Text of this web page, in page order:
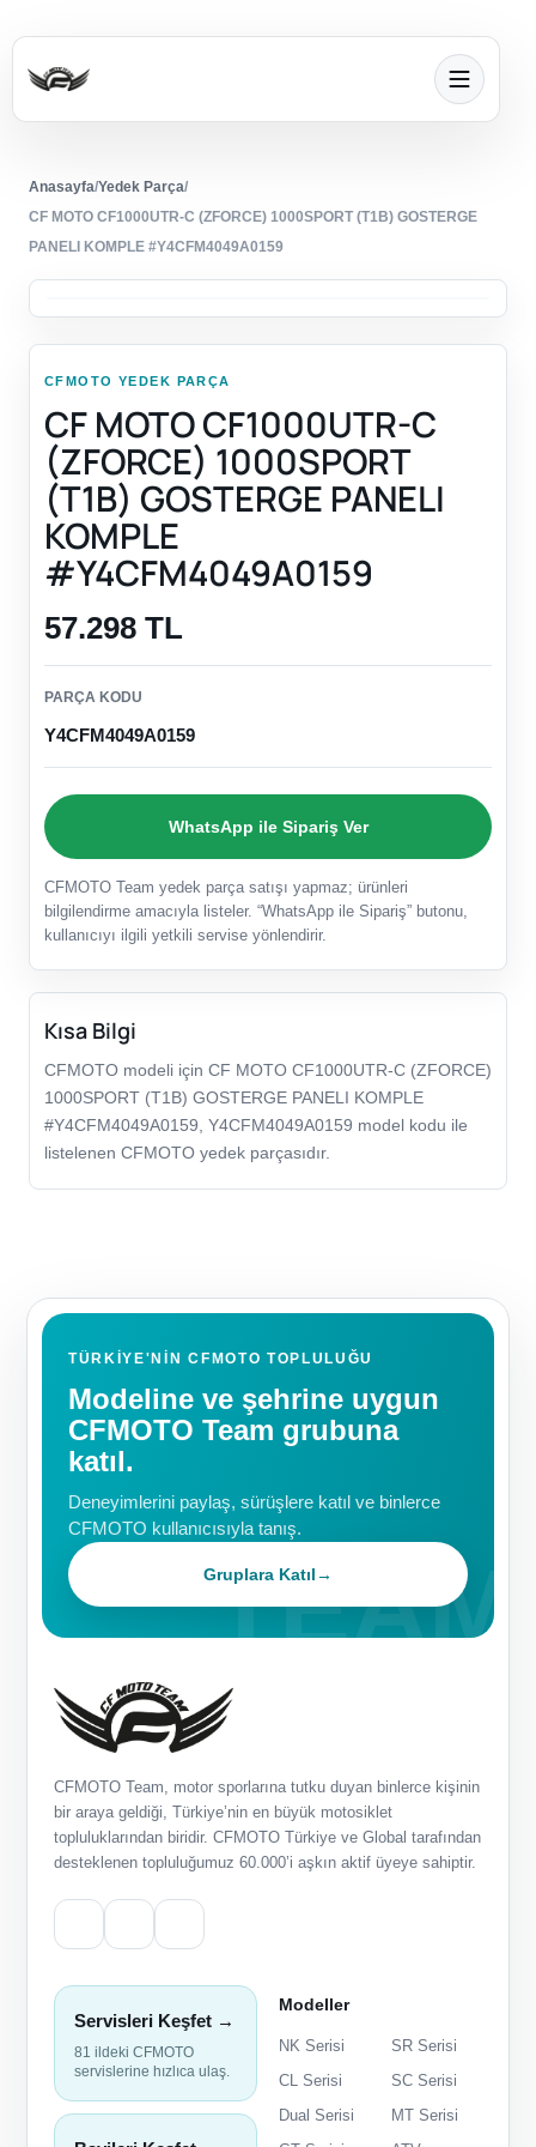
Anasayfa/Yedek Parça/
CF MOTO CF1000UTR-C (ZFORCE) 1000SPORT (T1B) GOSTERGE
PANELI KOMPLE #Y4CFM4049A0159
CFMOTO YEDEK PARÇA
CF MOTO CF1000UTR-C
(ZFORCE) 1000SPORT
(T1B) GOSTERGE PANELI
KOMPLE
#Y4CFM4049A0159
57.298 TL
PARÇA KODU
Y4CFM4049A0159
WhatsApp ile Sipariş Ver
CFMOTO Team yedek parça satışı yapmaz; ürünleri
bilgilendirme amacıyla listeler. “WhatsApp ile Sipariş” butonu,
kullanıcıyı ilgili yetkili servise yönlendirir.
Kısa Bilgi
CFMOTO modeli için CF MOTO CF1000UTR-C (ZFORCE)
1000SPORT (T1B) GOSTERGE PANELI KOMPLE
#Y4CFM4049A0159, Y4CFM4049A0159 model kodu ile
listelenen CFMOTO yedek parçasıdır.
TÜRKIYE'NIN CFMOTO TOPLULUĞU
Modeline ve şehrine uygun
CFMOTO Team grubuna
katıl.
Deneyimlerini paylaş, sürüşlere katıl ve binlerce
CFMOTO kullanıcısıyla tanış.
Gruplara Katıl→
CFMOTO Team, motor sporlarına tutku duyan binlerce kişinin
bir araya geldiği, Türkiye’nin en büyük motosiklet
topluluklarından biridir. CFMOTO Türkiye ve Global tarafından
desteklenen topluluğumuz 60.000’i aşkın aktif üyeye sahiptir.
Servisleri Keşfet →
81 ildeki CFMOTO
servislerine hızlıca ulaş.
Modeller
NK Serisi
SR Serisi
CL Serisi
SC Serisi
Dual Serisi
MT Serisi